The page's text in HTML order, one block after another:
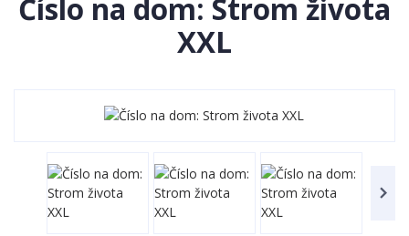
Číslo na dom: Strom života
XXL